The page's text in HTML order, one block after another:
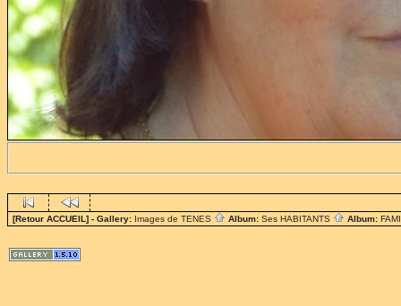
[Retour ACCUEIL] - Gallery: Images de TENES Album: Ses HABITANTS Album: